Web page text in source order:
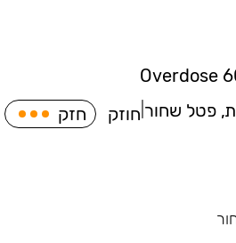
Overdose
פטל שחור חוזק חזק